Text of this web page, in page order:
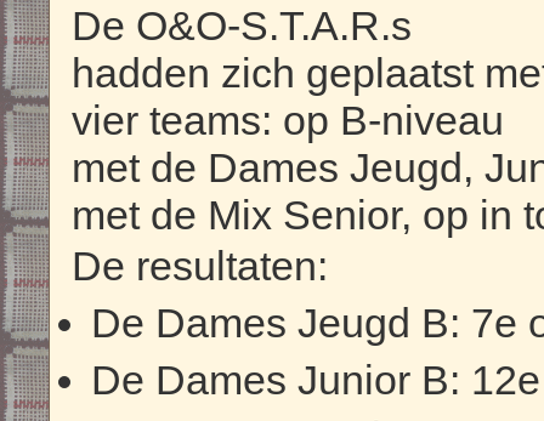
De O&O-S.T.A.R.s
hadden zich geplaatst
vier teams: op B-niveau
met de Dames Jeugd,
met de Mix Senior, op in
De resultaten:
De Dames Jeugd B: 7e
De Dames Junior B: